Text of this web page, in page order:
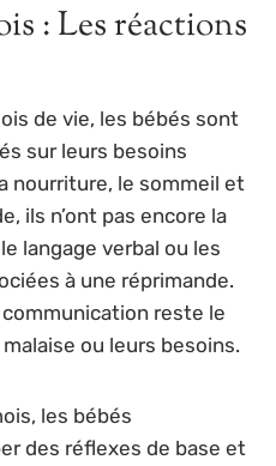
: Les réactions
de vie, les bébés sont
sur leurs besoins
nourriture, le sommeil et
ils n’ont pas encore la
langage verbal ou les
à une réprimande.
reste le
ou leurs besoins.
les bébés
des réflexes de base et